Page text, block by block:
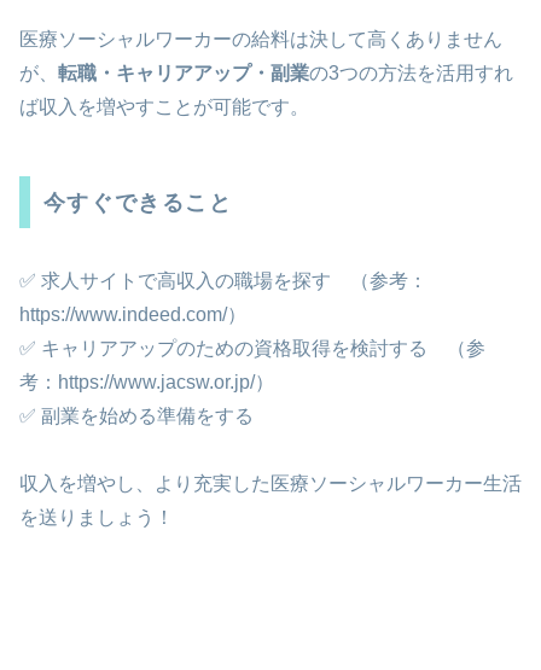
医療ソーシャルワーカーの給料は決して高くありません
が、 転職・キャリアアップ・副業の3つの方法を活用すれ
ば収入を増やすことが可能です。
今すぐできること
✅ 求人サイトで高収入の職場を探す （参考：
https://www.indeed.com/）
✅ キャリアアップのための資格取得を検討する （参
考：https://www.jacsw.or.jp/）
✅ 副業を始める準備をする
収入を増やし、より充実した医療ソーシャルワーカー生活
を送りましょう！